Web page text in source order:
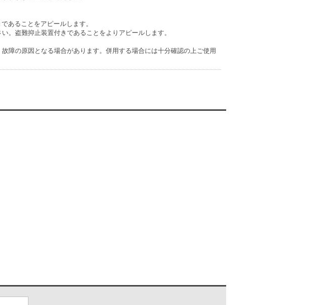
あることをアピールします。
。盗難抑止装置付きであることをよりアピールします。
障の原因となる場合があります。併用する場合には十分確認の上ご使用